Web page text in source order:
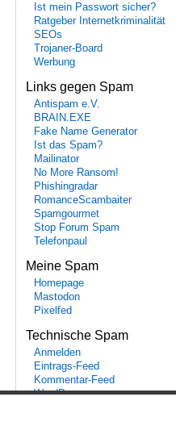
Ist mein Passwort sicher?
Ratgeber Internetkriminalität
SEOs
Trojaner-Board
Werbung
Links gegen Spam
Antispam e.V.
BRAIN.EXE
Fake Name Generator
Ist das Spam?
Mailinator
No More Ransom!
Phishingradar
RomanceScambaiter
Spamgourmet
Stop Forum Spam
Telefonpaul
Meine Spam
Homepage
Mastodon
Pixelfed
Technische Spam
Anmelden
Eintrags-Feed
Kommentar-Feed
WordPress.org